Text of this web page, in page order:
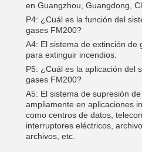
en Guangzhou, Guangdong,
P4: ¿Cuál es la función del
gases FM200?
A4: El sistema de extinción de
para extinguir incendios.
P5: ¿Cuál es la aplicación del
gases FM200?
A5: El sistema de supresión
ampliamente en aplicaciones
como centros de datos,
interruptores eléctricos,
archivos, etc.